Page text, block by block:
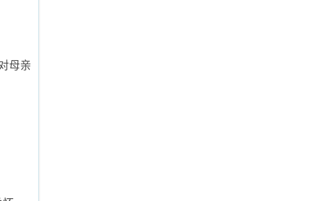
母亲